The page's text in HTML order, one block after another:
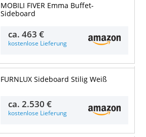
MOBILI FIVER Emma Buffet-
Sideboard
ca.463 €
kostenlose Lieferung
FURNLUX Sideboard Stilig Weiß
ca.2.530 €
kostenlose Lieferung